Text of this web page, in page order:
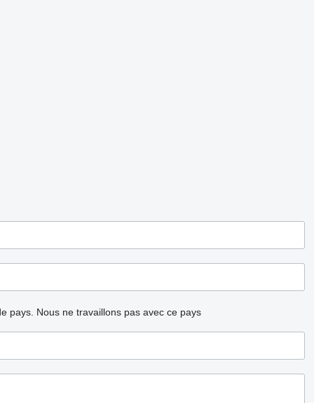
pays. Nous ne travaillons pas avec ce pays